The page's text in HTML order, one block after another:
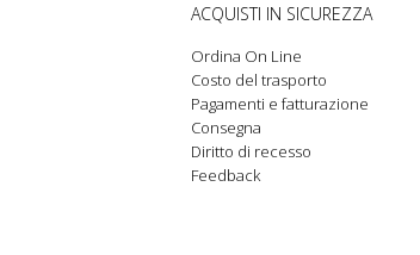
ACQUISTI IN SICUREZZA
Ordina On Line
Costo del trasporto
Pagamenti e fatturazione
Consegna
Diritto di recesso
Feedback